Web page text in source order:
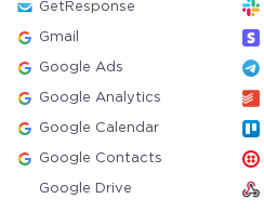
GetResponse
Gmail
Google Ads
Google Analytics
Google Calendar
Google Contacts
Google Drive